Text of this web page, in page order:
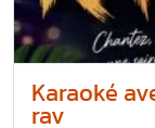
Karaoké
rav